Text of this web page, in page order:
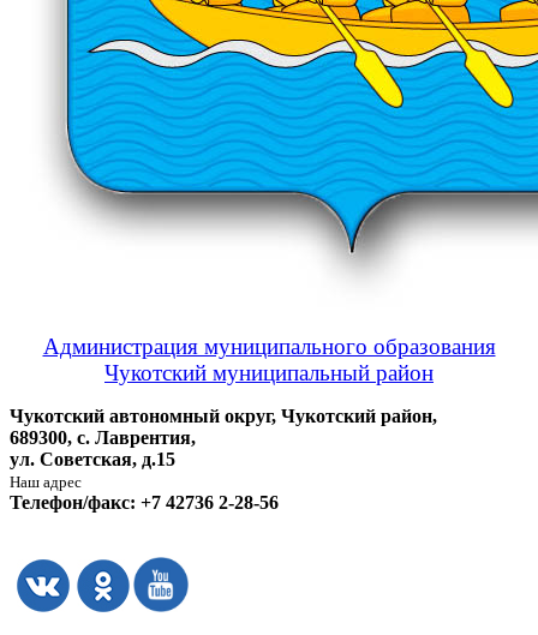
Администрация муниципального образования
Чукотский муниципальный район
Чукотский автономный округ, Чукотский район,
689300, с. Лаврентия,
ул. Советская, д.15
Наш адрес
Телефон/факс: +7 42736 2-28-56